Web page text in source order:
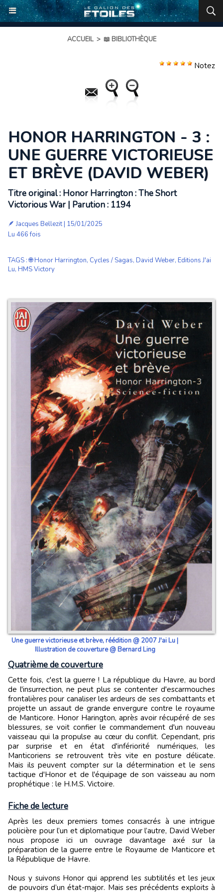
ACCUEIL > 📖 BIBLIOTHÈQUE
Notez
HONOR HARRINGTON - 3 :
UNE GUERRE VICTORIEUSE
ET BRÈVE (DAVID WEBER)
Titre original : Honor Harrington : The Short
Victorious War | Parution : 1194
🪶Jacques Bellezit| 15/01/2025
Lu 466 fois
TAGS :🌐 Honor Harrington, Cycles / Sagas, David Weber, Editions J'ai
Lu, HMS Victory
Une guerre victorieuse et brève, réédition @ 2007 J'ai Lu |
Illustration de couverture @ Bernard Ling
Quatrième de couverture
Cette fois, c'est la guerre ! La république du Havre, au bord
de l'insurrection, ne peut plus se contenter d'escarmouches
frontalières pour canaliser les ardeurs de ses combattants et
projette un assaut de grande envergure contre le royaume
de Manticore. Honor Harington, après avoir récupéré de ses
blessures, se voit confier le commandement d'un nouveau
vaisseau qui la propulse au cœur du conflit. Cependant, pris
par surprise et en état d'infériorité numériques, les
Manticoriens se retrouvent très vite en posture délicate.
Mais ils peuvent compter sur la détermination et le sens
tactique d'Honor et de l'équipage de son vaisseau au nom
prophétique : le H.M.S. Victoire.
Fiche de lecture
Après les deux premiers tomes consacrés à une intrigue
policière pour l’un et diplomatique pour l’autre, David Weber
nous propose ici un ouvrage davantage axé sur la
préparation de la guerre entre le Royaume de Manticore et
la République de Havre.
Nous y suivons Honor qui apprend les subtilités et les jeux
de pouvoirs d’un état-major. Mais ses précédents exploits à